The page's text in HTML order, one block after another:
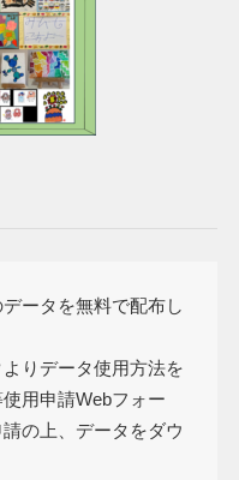
ータを無料で配布し
りデータ使用方法を
用申請Webフォー
の上、データをダウ